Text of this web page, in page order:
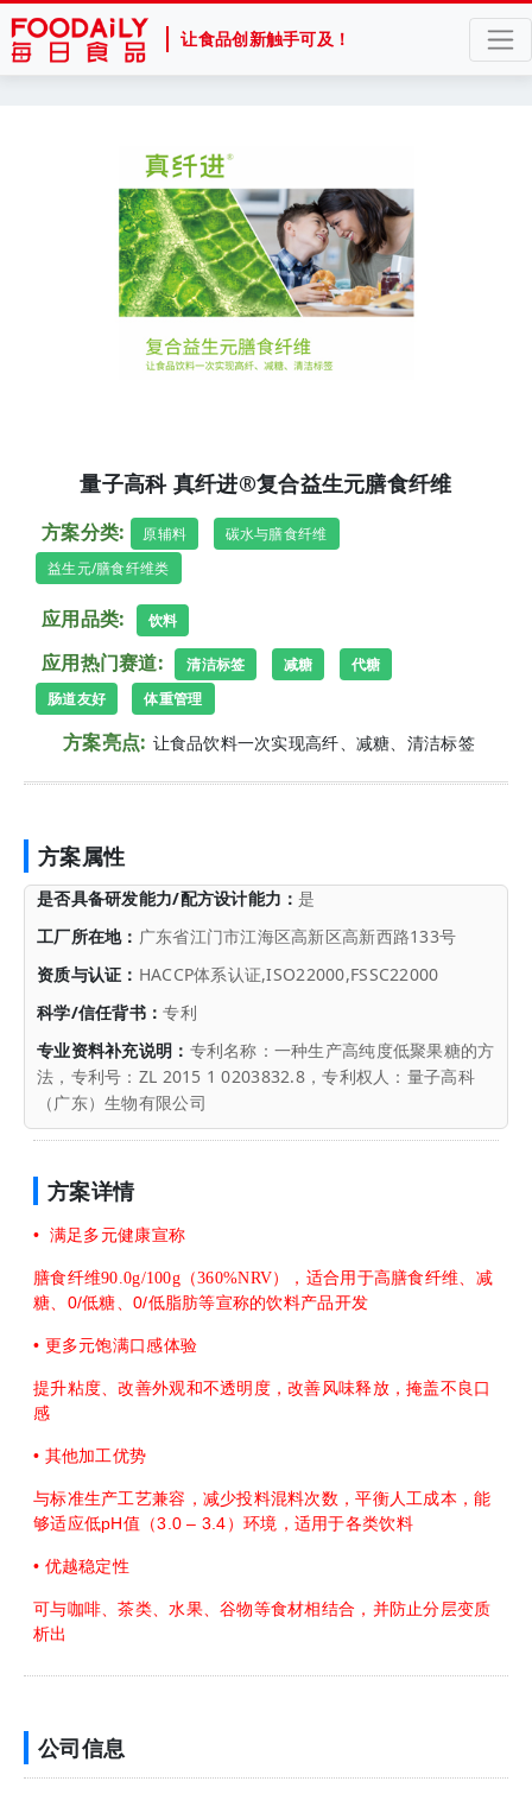
让食品创新触手可及！
量子高科 真纤进®复合益生元膳食纤维
方案分类: 原辅料
碳水与膳食纤维
益生元/膳食纤维类
应用品类: 饮料
应用热门赛道: 清洁标签 减糖
代糖
肠道友好
体重管理
方案亮点: 让食品饮料一次实现高纤、减糖、清洁标签
方案属性
是否具备研发能力/配方设计能力：是
工厂所在地： 广东省江门市江海区高新区高新西路133号
资质与认证： HACCP体系认证,ISO22000,FSSC22000
科学/信任背书：专利
专业资料补充说明： 专利名称：一种生产高纯度低聚果糖的方
法，专利号：ZL 2015 1 0203832.8，专利权人：量子高科
（广东）生物有限公司
方案详情
• 满足多元健康宣称
膳食纤维90.0g/100g（360%NRV），适合用于高膳食纤维、减
糖、 0/低糖、 0/低脂肪等宣称的饮料产品开发
• 更多元饱满口感体验
提升粘度、改善外观和不透明度，改善风味释放，掩盖不良口
感
• 其他加工优势
与标准生产工艺兼容，减少投料混料次数，平衡人工成本，能
够适应低pH值（3.0 – 3.4 ）环境，适用于各类饮料
• 优越稳定性
可与咖啡、茶类、水果、谷物等食材相结合，并防止分层变质
析出
公司信息